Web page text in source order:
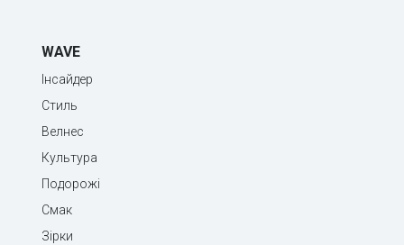
WAVE
Інсайдер
Стиль
Велнес
Культура
Подорожі
Смак
Зірки